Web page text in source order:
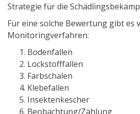
Strategie für die
Für eine solche Bewertung gibt es
Monitoringverfahren:
Bodenfallen
Lockstofffallen
Farbschalen
Klebefallen
Insektenkescher
Beobachtung/Zählung